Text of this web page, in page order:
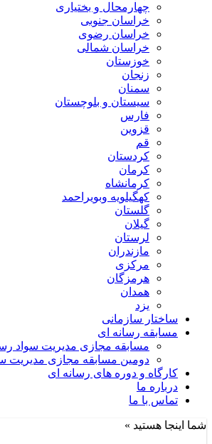
چهارمحال و بختیاری
خراسان جنوبی
خراسان رضوی
خراسان شمالی
خوزستان
زنجان
سمنان
سیستان و بلوچستان
فارس
قزوین
قم
کردستان
کرمان
کرمانشاه
کهگیلویه وبویراحمد
گلستان
گیلان
لرستان
مازندران
مرکزی
هرمزگان
همدان
یزد
ساختار سازمانی
مسابقه رسانه ای
مسابقه مجازی مدیریت سواد
دومین مسابقه مجازی مدیریت
کارگاه و دوره های رسانه ای
درباره ما
تماس با ما
شما اینجا هستید »